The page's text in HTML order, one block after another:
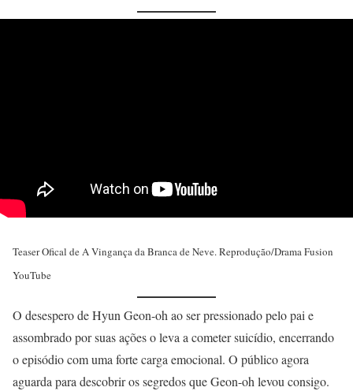
Teaser Ofical de A Vingança da Branca de Neve. Reprodução/Drama Fusion
YouTube
O desespero de Hyun Geon-oh ao ser pressionado pelo pai e
assombrado por suas ações o leva a cometer suicídio, encerrando
o episódio com uma forte carga emocional. O público agora
aguarda para descobrir os segredos que Geon-oh levou consigo.